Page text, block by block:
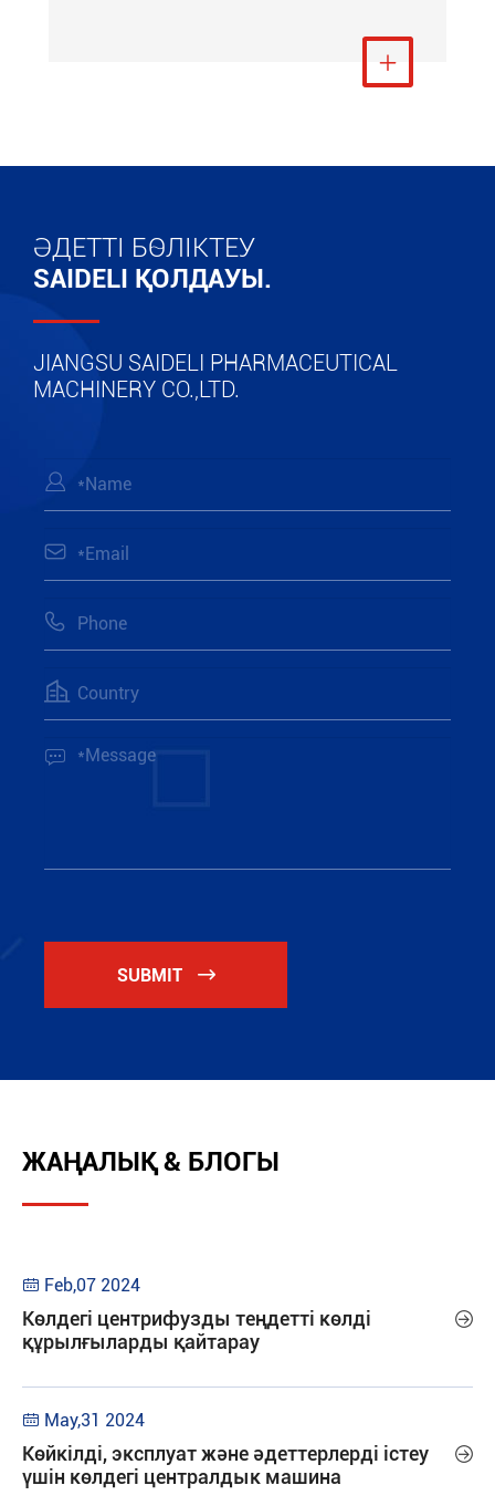
Тағы қарау

ӘДЕТТІ БӨЛІКТЕУ
SAIDELI ҚОЛДАУЫ.
JIANGSU SAIDELI PHARMACEUTICAL
MACHINERY CO.,LTD.





SUBMIT 
ЖАҢАЛЫҚ & БЛОГЫ
 Feb,07 2024
Көлдегі центрифузды теңдетті көлді
құрылғыларды қайтарау

 May,31 2024
Көйкілді, эксплуат және әдеттерлерді істеу
үшін көлдегі централдык машина
